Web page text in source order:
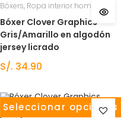
Bóxers, Ropa interior hombre
Bóxer Clover Graphics
Gris/Amarillo en algodón
jersey licrado
S/. 34.90
Seleccionar opciones